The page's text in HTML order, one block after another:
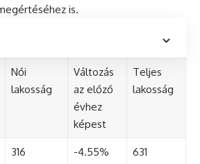
is.
Női
lakosság
Változás
az előző
évhez
képest
Teljes
lakosság
316 -4.55% 631